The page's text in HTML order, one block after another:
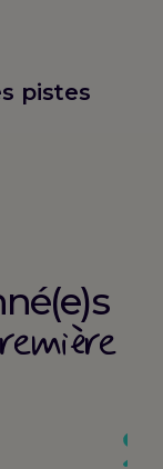
pistes